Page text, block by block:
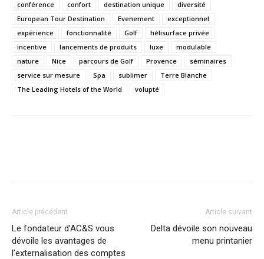
conférence
confort destination unique
diversité
European Tour Destination
Evenement
exceptionnel
expérience
fonctionnalité Golf
hélisurface privée
incentive
lancements de produits luxe
modulable
nature
Nice parcours de Golf Provence
séminaires
service sur mesure
Spa sublimer
Terre Blanche
The Leading Hotels of the World
volupté
Article précédent
Le fondateur d’AC&S vous
dévoile les avantages de
l’externalisation des comptes
Article suivant
Delta dévoile son nouveau
menu printanier